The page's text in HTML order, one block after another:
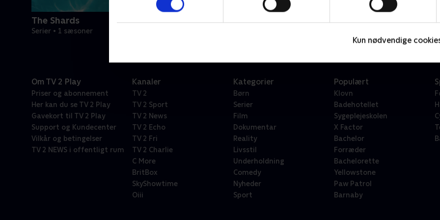
Kun nødvendige
The Shards
Serier • 1 sæsoner
Om TV 2 Play
Priser og abonnement
Her kan du se TV 2 Play
Gavekort til TV 2 Play
Support og Kundecenter
Vilkår og betingelser
TV 2 NEWS i offentligt rum
Kanaler
TV 2
TV 2 Sport
TV 2 News
TV 2 Echo
TV 2 Fri
TV 2 Charlie
C More
BritBox
SkyShowtime
Oiii
Kategorier
Børn
Serier
Film
Dokumentar
Reality
Livsstil
Underholdning
Comedy
Nyheder
Sport
Populært
Klovn
Badehotellet
Sygeplejeskolen
X Factor
Bachelor
Forræder
Bachelorette
Yellowstone
Paw Patrol
Barnaby